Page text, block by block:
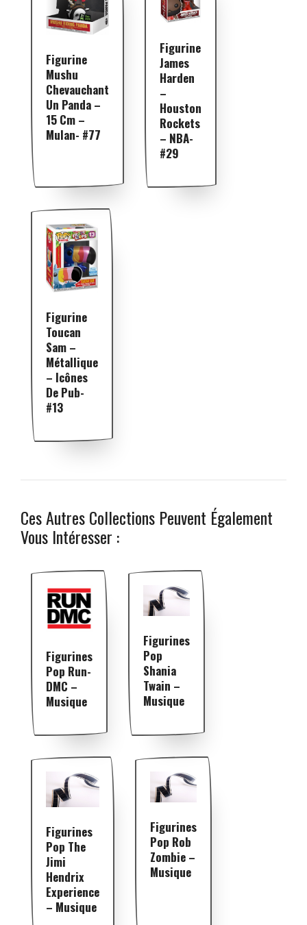
Figurine
Mushu
Chevauchant
Un Panda –
15 Cm –
Mulan- #77
Figurine
James
Harden
–
Houston
Rockets
– NBA-
#29
Figurine
Toucan
Sam –
Métallique
– Icônes
De Pub-
#13
Ces Autres Collections Peuvent Également
Vous Intéresser :
Figurines
Pop Run-
DMC –
Musique
Figurines
Pop
Shania
Twain –
Musique
Figurines
Pop The
Jimi
Hendrix
Experience
– Musique
Figurines
Pop Rob
Zombie –
Musique